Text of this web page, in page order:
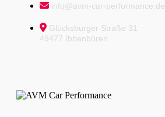
info@avm-car-performance.de
Glücksburger Straße 31
49477 Ibbenbüren